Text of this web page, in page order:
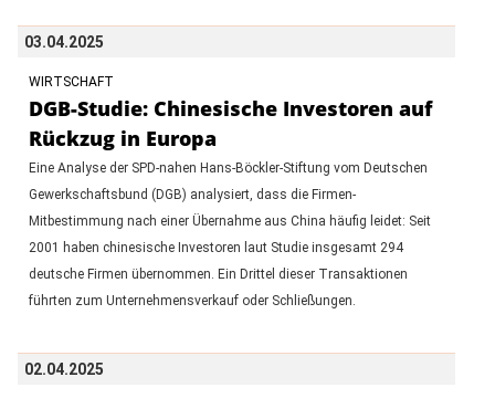
03.04.2025
WIRTSCHAFT
DGB-Studie: Chinesische Investoren auf
Rückzug in Europa
Eine Analyse der SPD-nahen Hans-Böckler-Stiftung vom Deutschen
Gewerkschaftsbund (DGB) analysiert, dass die Firmen-
Mitbestimmung nach einer Übernahme aus China häufig leidet: Seit
2001 haben chinesische Investoren laut Studie insgesamt 294
deutsche Firmen übernommen. Ein Drittel dieser Transaktionen
führten zum Unternehmensverkauf oder Schließungen.
02.04.2025